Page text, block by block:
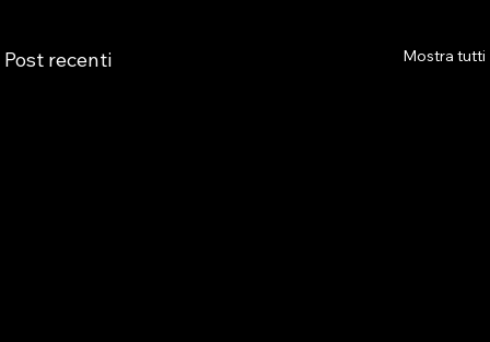
Post recenti Mostra tutti